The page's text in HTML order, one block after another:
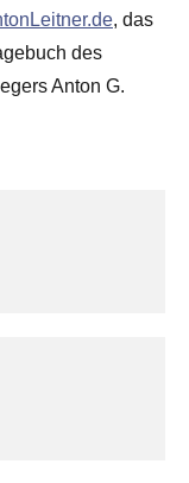
, das
des
Anton G.